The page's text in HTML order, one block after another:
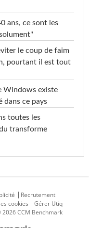
ans, ce sont les
le coup de faim
pourtant il est tout
Windows existe
dans ce pays
toutes les
transforme
Recrutement
cookies
Gérer Utiq
CCM Benchmark